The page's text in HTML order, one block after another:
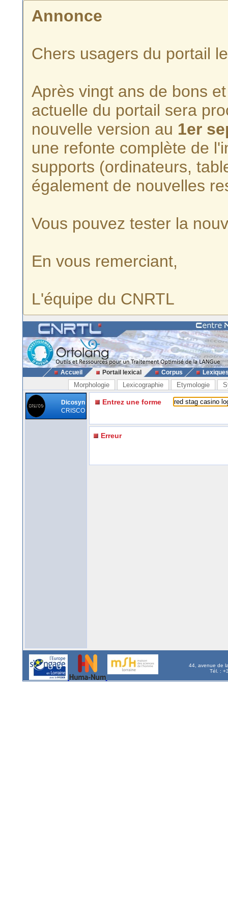
Annonce
Chers usagers du portail
Après vingt ans de bons
actuelle du portail sera
nouvelle version au 1er
une refonte complète de
supports (ordinateurs,
également de nouvelles
Vous pouvez tester la
En vous remerciant,
L'équipe du CNRTL
Accueil Portail lexical Corpus
Morphologie Lexicographie Etymologie
Dicosyn
CRISCO
Entrez une forme
Erreur
44, avenue de
Tél. :